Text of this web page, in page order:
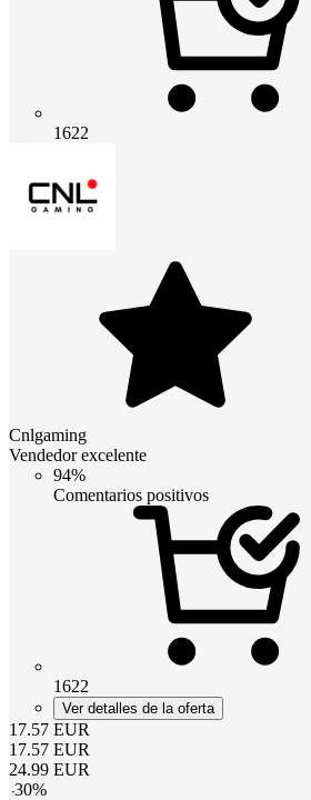
1622
Cnlgaming
Vendedor excelente
94%
Comentarios positivos
1622
Ver detalles de la oferta
17.57 EUR
17.57 EUR
24.99 EUR
-30%